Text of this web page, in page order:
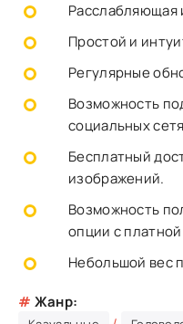
Расслабляющая
Простой и
Регулярные
Возможность
социальных
Бесплатный
изображений.
Возможность
опции с
Небольшой вес
# Жанр: